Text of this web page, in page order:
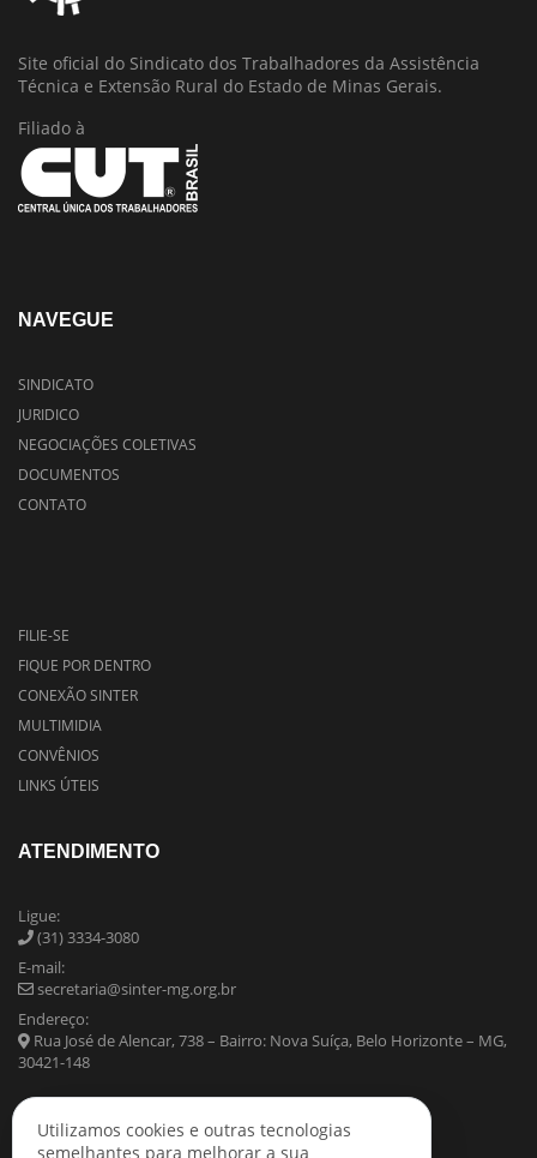
Site oficial do Sindicato dos Trabalhadores da Assistência
Técnica e Extensão Rural do Estado de Minas Gerais.
Filiado à
NAVEGUE
SINDICATO
JURIDICO
NEGOCIAÇÕES COLETIVAS
DOCUMENTOS
CONTATO
FILIE-SE
FIQUE POR DENTRO
CONEXÃO SINTER
MULTIMIDIA
CONVÊNIOS
LINKS ÚTEIS
ATENDIMENTO
Ligue:
(31) 3334-3080
E-mail:
secretaria@sinter-mg.org.br
Endereço:
Rua José de Alencar, 738 – Bairro: Nova Suíça, Belo Horizonte – MG,
30421-148
Utilizamos cookies e outras tecnologias
semelhantes para melhorar a sua